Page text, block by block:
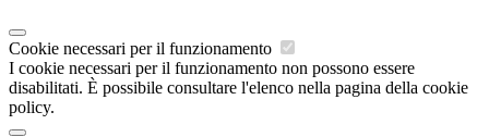
Cookie necessari per il funzionamento
I cookie necessari per il funzionamento non possono essere
disabilitati. È possibile consultare l'elenco nella pagina della cookie
policy.